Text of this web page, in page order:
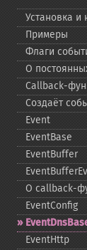
Установка и
Примеры
Флаги
О
Callback-​
Создаёт
Event
EventBase
EventBuffer
О callback-​
EventConfig
EventHttp